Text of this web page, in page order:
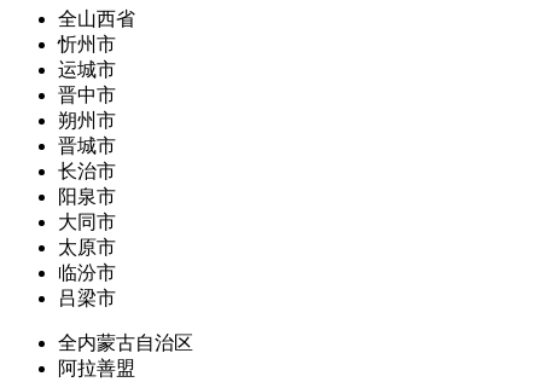
全山西省
忻州市
运城市
晋中市
朔州市
晋城市
长治市
阳泉市
大同市
太原市
临汾市
吕梁市
全内蒙古自治区
阿拉善盟